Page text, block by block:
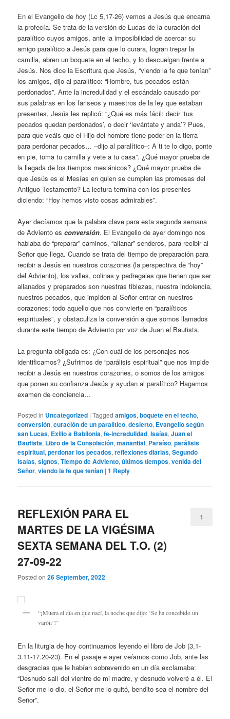
En el Evangelio de hoy (Lc 5,17-26) vemos a Jesús que encarna
la profecía. Se trata de la versión de Lucas de la curación del
paralítico cuyos amigos, ante la imposibilidad de acercar su
amigo paralítico a Jesús para que lo curara, logran trepar la
camilla, abren un boquete en el techo, y lo descuelgan frente a
Jesús. Nos dice la Escritura que Jesús, “viendo la fe que tenían”
los amigos, dijo al paralítico: “Hombre, tus pecados están
perdonados”. Ante la incredulidad y el escándalo causado por
sus palabras en los fariseos y maestros de la ley que estaban
presentes, Jesús les replicó: “¿Qué es más fácil: decir ‘tus
pecados quedan perdonados’, o decir ‘levántate y anda’? Pues,
para que veáis que el Hijo del hombre tiene poder en la tierra
para perdonar pecados… –dijo al paralítico–: A ti te lo digo, ponte
en pie, toma tu camilla y vete a tu casa”. ¿Qué mayor prueba de
la llegada de los tiempos mesiánicos? ¿Qué mayor prueba de
que Jesús es el Mesías en quien se cumplen las promesas del
Antiguo Testamento? La lectura termina con los presentes
diciendo: “Hoy hemos visto cosas admirables”.
Ayer decíamos que la palabra clave para esta segunda semana
de Adviento esconversión. El Evangelio de ayer domingo nos
hablaba de “preparar” caminos, “allanar” senderos, para recibir al
Señor que llega. Cuando se trata del tiempo de preparación para
recibir a Jesús en nuestros corazones (la perspectiva de “hoy”
del Adviento), los valles, colinas y pedregales que tienen que ser
allanados y preparados son nuestras tibiezas, nuestra indolencia,
nuestros pecados, que impiden al Señor entrar en nuestros
corazones; todo aquello que nos convierte en “paralíticos
espirituales”, y obstaculiza la conversión a que somos llamados
durante este tiempo de Adviento por voz de Juan el Bautista.
La pregunta obligada es: ¿Con cuál de los personajes nos
identificamos? ¿Sufrimos de “parálisis espiritual” que nos impide
recibir a Jesús en nuestros corazones, o somos de los amigos
que ponen su confianza Jesús y ayudan al paralítico? Hagamos
examen de conciencia…
Posted in Uncategorized |Tagged amigos,boquete en el techo,
conversión,curación de un paralítico,desierto, Evangelio según
san Lucas, Exilio a Babilonia,fe-incredulidad,Isaías,Juan el
Bautista, Libro de la Consolación,manantial, Paraíso,parálisis
espiritual,perdonar los pecados,reflexiones diarias,Segundo
Isaías,signos,Tiempo de Adviento,últimos tiempos,venida del
Señor,viendo la fe que tenían |1 Reply
REFLEXIÓN PARA EL
MARTES DE LA VIGÉSIMA
SEXTA SEMANA DEL T.O. (2)
27-09-22
Posted on26 September, 2022
1
“¡Muera el día en que nací, la noche que dijo: ‘Se ha concebido un
varón’!”
En la liturgia de hoy continuamos leyendo el libro de Job (3,1-
3.11-17.20-23). En el pasaje e ayer veíamos como Job, ante las
desgracias que le habían sobrevenido en un día exclamaba:
“Desnudo salí del vientre de mi madre, y desnudo volveré a él. El
Señor me lo dio, el Señor me lo quitó, bendito sea el nombre del
Señor”.